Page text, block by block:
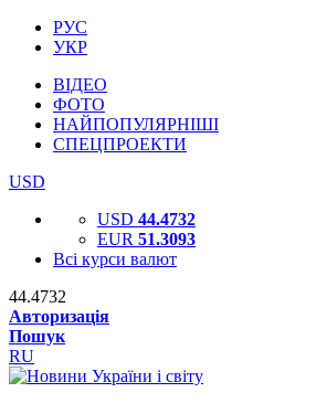
РУС
УКР
ВІДЕО
ФОТО
НАЙПОПУЛЯРНІШІ
СПЕЦПРОЕКТИ
USD
USD 44.4732
EUR 51.3093
Всі курси валют
44.4732
Авторизація
Пошук
RU